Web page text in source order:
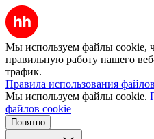
Мы используем файлы cookie,
правильную работу нашего
трафик.
Правила использования
Мы используем файлы cookie.
файлов cookie
Понятно